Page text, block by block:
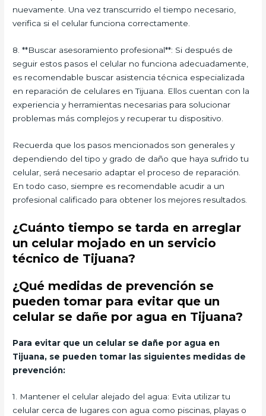
nuevamente. Una vez transcurrido el tiempo necesario,
verifica si el celular funciona correctamente.
8. **Buscar asesoramiento profesional**: Si después de
seguir estos pasos el celular no funciona adecuadamente,
es recomendable buscar asistencia técnica especializada
en reparación de celulares en Tijuana. Ellos cuentan con la
experiencia y herramientas necesarias para solucionar
problemas más complejos y recuperar tu dispositivo.
Recuerda que los pasos mencionados son generales y
dependiendo del tipo y grado de daño que haya sufrido tu
celular, será necesario adaptar el proceso de reparación.
En todo caso, siempre es recomendable acudir a un
profesional calificado para obtener los mejores resultados.
¿Cuánto tiempo se tarda en arreglar
un celular mojado en un servicio
técnico de Tijuana?
¿Qué medidas de prevención se
pueden tomar para evitar que un
celular se dañe por agua en Tijuana?
Para evitar que un celular se dañe por agua en
Tijuana, se pueden tomar las siguientes medidas de
prevención:
1. Mantener el celular alejado del agua: Evita utilizar tu
celular cerca de lugares con agua como piscinas, playas o